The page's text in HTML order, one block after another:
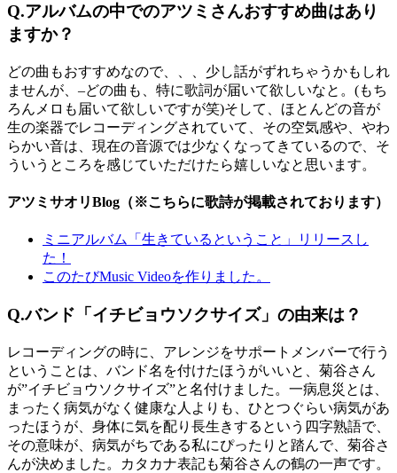
Q.アルバムの中でのアツミさんおすすめ曲はあり
ますか？
どの曲もおすすめなので、、、少し話がずれちゃうかもしれ
ませんが、–どの曲も、特に歌詞が届いて欲しいなと。(もち
ろんメロも届いて欲しいですが笑)そして、ほとんどの音が
生の楽器でレコーディングされていて、その空気感や、やわ
らかい音は、現在の音源では少なくなってきているので、そ
ういうところを感じていただけたら嬉しいなと思います。
アツミサオリBlog（※こちらに歌詩が掲載されております）
ミニアルバム「生きているということ」リリースし
た！
このたびMusic Videoを作りました。
Q.バンド「イチビョウソクサイズ」 の由来は？
レコーディングの時に、アレンジをサポートメンバーで行う
ということは、バンド名を付けたほうがいいと、菊谷さん
が”イチビョウソクサイズ”と名付けました。一病息災とは、
まったく病気がなく健康な人よりも、ひとつぐらい病気があ
ったほうが、身体に気を配り長生きするという四字熟語で、
その意味が、病気がちである私にぴったりと踏んで、菊谷さ
んが決めました。カタカナ表記も菊谷さんの鶴の一声です。